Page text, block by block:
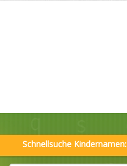
Schnellsuche Kindernamen: